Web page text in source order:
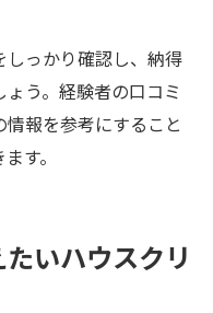
っかり確認し、納得
う。経験者の口コミ
報を参考にすること
す。
いハウスクリ